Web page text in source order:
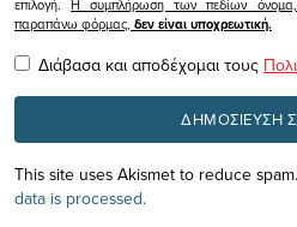
επιλογή.Η συμπλήρωση των πεδίων όνομα,
παραπάνω φόρμας, δεν είναι υποχρεωτική.
Διάβασα και αποδέχομαι τους
This site uses Akismet to reduce spam.
data is processed.